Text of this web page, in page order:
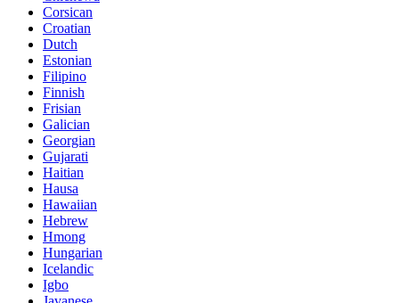
Corsican
Croatian
Dutch
Estonian
Filipino
Finnish
Frisian
Galician
Georgian
Gujarati
Haitian
Hausa
Hawaiian
Hebrew
Hmong
Hungarian
Icelandic
Igbo